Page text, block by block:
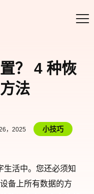
？ 4 种恢
法
，2025 小技巧
生活中。您还必须知
备上所有数据的方